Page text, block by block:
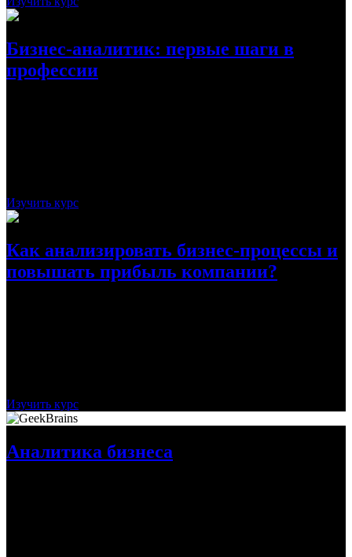
Бизнес-аналитик: первые шаги в
профессии
Изучить курс
Как анализировать бизнес-процессы и
повышать прибыль компании?
Изучить курс
Аналитика бизнеса